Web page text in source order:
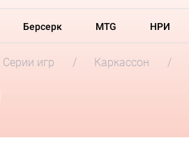
Берсерк MTG НРИ
Серии игр Каркассон